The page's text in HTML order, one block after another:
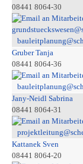
08441 8064-30
Gruber Tanja
08441 8064-36
Jany-Neidl Sabrina
08441 8064-31
Kattanek Sven
08441 8064-20